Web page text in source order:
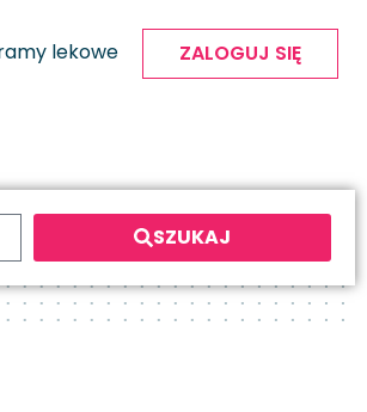
lekowe ZALOGUJ SIĘ
SZUKAJ